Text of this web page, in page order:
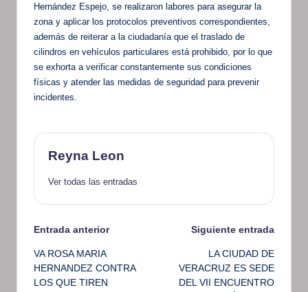
Hernández Espejo, se realizaron labores para asegurar la
zona y aplicar los protocolos preventivos correspondientes,
además de reiterar a la ciudadanía que el traslado de
cilindros en vehículos particulares está prohibido, por lo que
se exhorta a verificar constantemente sus condiciones
físicas y atender las medidas de seguridad para prevenir
incidentes.
Reyna Leon
Ver todas las entradas
Navegación
de
Entrada anterior
VA ROSA MARIA
HERNANDEZ CONTRA
LOS QUE TIREN
Siguiente entrada
LA CIUDAD DE
VERACRUZ ES SEDE
DEL VII ENCUENTRO